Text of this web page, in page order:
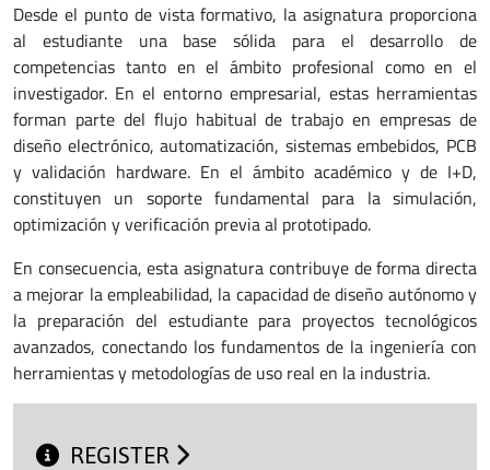
Desde el punto de vista formativo, la asignatura proporciona
al estudiante una base sólida para el desarrollo de
competencias tanto en el ámbito profesional como en el
investigador. En el entorno empresarial, estas herramientas
forman parte del flujo habitual de trabajo en empresas de
diseño electrónico, automatización, sistemas embebidos, PCB
y validación hardware. En el ámbito académico y de I+D,
constituyen un soporte fundamental para la simulación,
optimización y verificación previa al prototipado.
En consecuencia, esta asignatura contribuye de forma directa
a mejorar la empleabilidad, la capacidad de diseño autónomo y
la preparación del estudiante para proyectos tecnológicos
avanzados, conectando los fundamentos de la ingeniería con
herramientas y metodologías de uso real en la industria.
REGISTER